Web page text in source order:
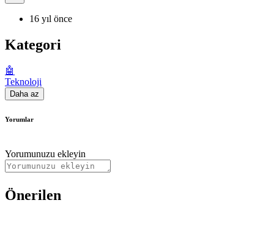
16 yıl önce
Kategori
🤖
Teknoloji
Daha az
Yorumlar
Yorumunuzu ekleyin
Önerilen